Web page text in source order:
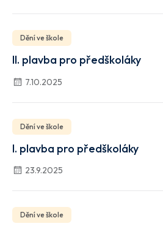
Dění ve škole
II. plavba pro předškoláky
7.10.2025
Dění ve škole
I. plavba pro předškoláky
23.9.2025
Dění ve škole